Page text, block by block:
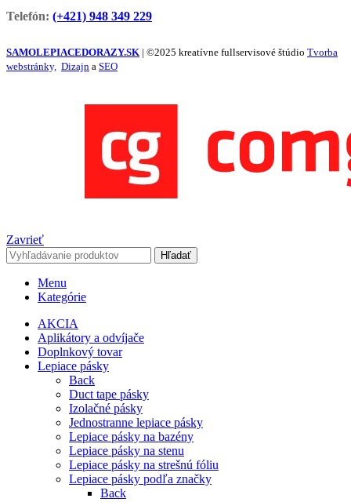
Telefón: (+421) 948 349 229
SAMOLEPIACEDORAZY.SK | ©2025 kreatívne fullservisové štúdio Tvorba
webstránky, Dizajn a SEO
Zavrieť
Hľadať
Menu
Kategórie
AKCIA
Aplikátory a odvíjače
Doplnkový tovar
Lepiace pásky
Back
Duct tape pásky
Izolačné pásky
Jednostranne lepiace pásky
Lepiace pásky na bazény
Lepiace pásky na stenu
Lepiace pásky na strešnú fóliu
Lepiace pásky podľa značky
Back